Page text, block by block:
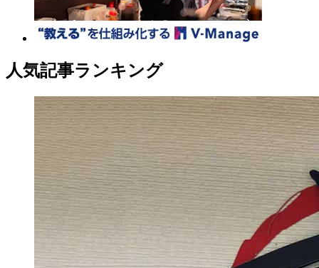
人気記事ランキング